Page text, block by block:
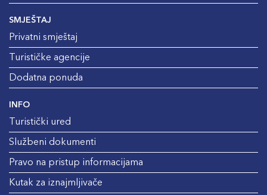
SMJEŠTAJ
Privatni smještaj
Turističke agencije
Dodatna ponuda
INFO
Turistički ured
Službeni dokumenti
Pravo na pristup informacijama
Kutak za iznajmljivače